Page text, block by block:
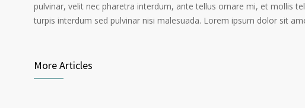
pulvinar, velit nec pharetra interdum, ante tellus ornare mi, et mollis
turpis interdum sed pulvinar nisi malesuada. Lorem ipsum dolor sit
More Articles